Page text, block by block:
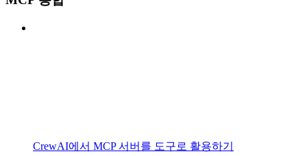
CrewAI에서 MCP 서버를 도구로 활용하기